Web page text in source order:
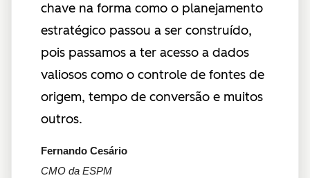
chave na forma como o planejamento
estratégico passou a ser construído,
pois passamos a ter acesso a dados
valiosos como o controle de fontes de
origem, tempo de conversão e muitos
outros.
Fernando Cesário
CMO da ESPM